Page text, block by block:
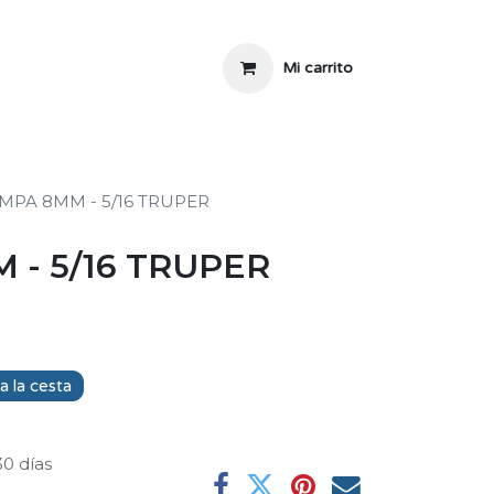
Mi carrito
8MM - 5/16 TRUPER
- 5/16 TRUPER
la cesta
días